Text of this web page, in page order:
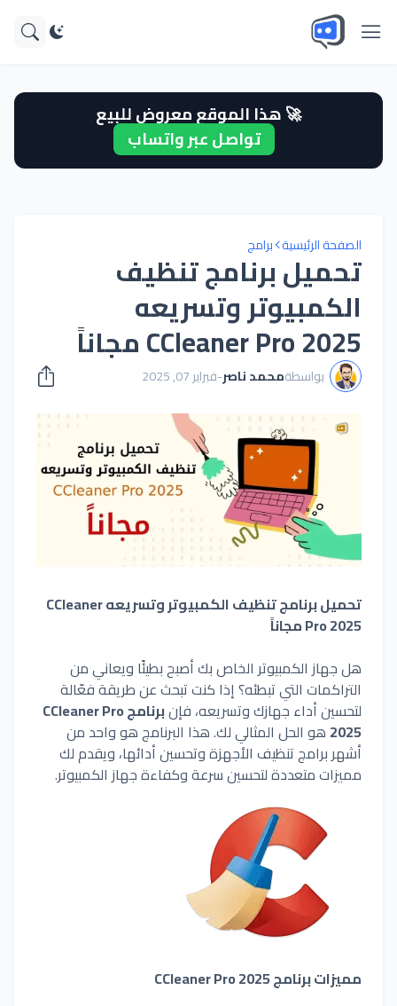
🚀 هذا الموقع معروض للبيع
تواصل عبر واتساب
الصفحة الرئيسية برامج
تحميل برنامج تنظيف
الكمبيوتر وتسريعه
CCleaner Pro 2025 مجاناً
بواسطةمحمد ناصر-فبراير 07, 2025
تحميل برنامج تنظيف الكمبيوتر وتسريعه CCleaner
Pro 2025 مجاناً
هل جهاز الكمبيوتر الخاص بك أصبح بطيئًا ويعاني من
التراكمات التي تبطئه؟ إذا كنت تبحث عن طريقة فعّالة
لتحسين أداء جهازك وتسريعه، فإن
برنامج CCleaner Pro
2025 هو الحل المثالي لك. هذا البرنامج هو واحد من
أشهر برامج تنظيف الأجهزة وتحسين أدائها، ويقدم لك
مميزات متعددة لتحسين سرعة وكفاءة جهاز الكمبيوتر.
مميزات برنامج CCleaner Pro 2025